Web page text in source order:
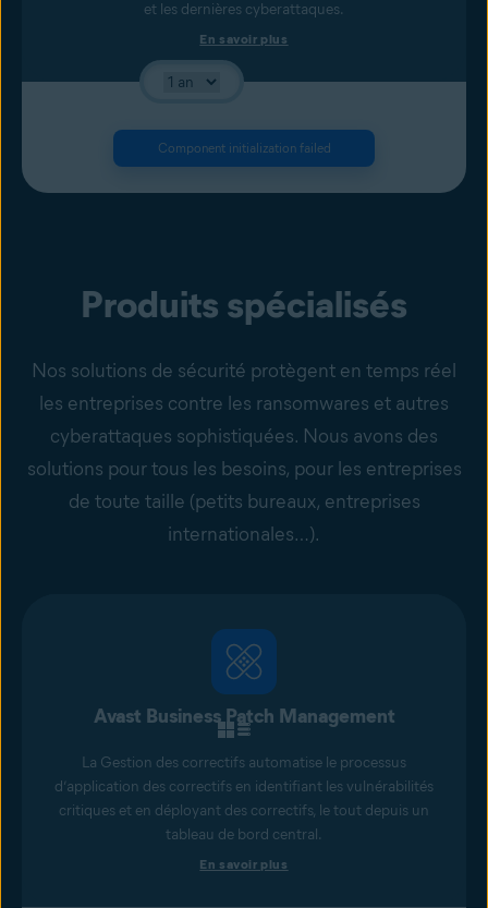
et les dernières cyberattaques.
En savoir plus
Component initialization failed
Produits spécialisés
Nos solutions de sécurité protègent en temps réel
les entreprises contre les ransomwares et autres
cyberattaques sophistiquées. Nous avons des
solutions pour tous les besoins, pour les entreprises
de toute taille (petits bureaux, entreprises
internationales…).
Avast Business Patch Management
La Gestion des correctifs automatise le processus
d’application des correctifs en identifiant les vulnérabilités
critiques et en déployant des correctifs, le tout depuis un
tableau de bord central.
En savoir plus